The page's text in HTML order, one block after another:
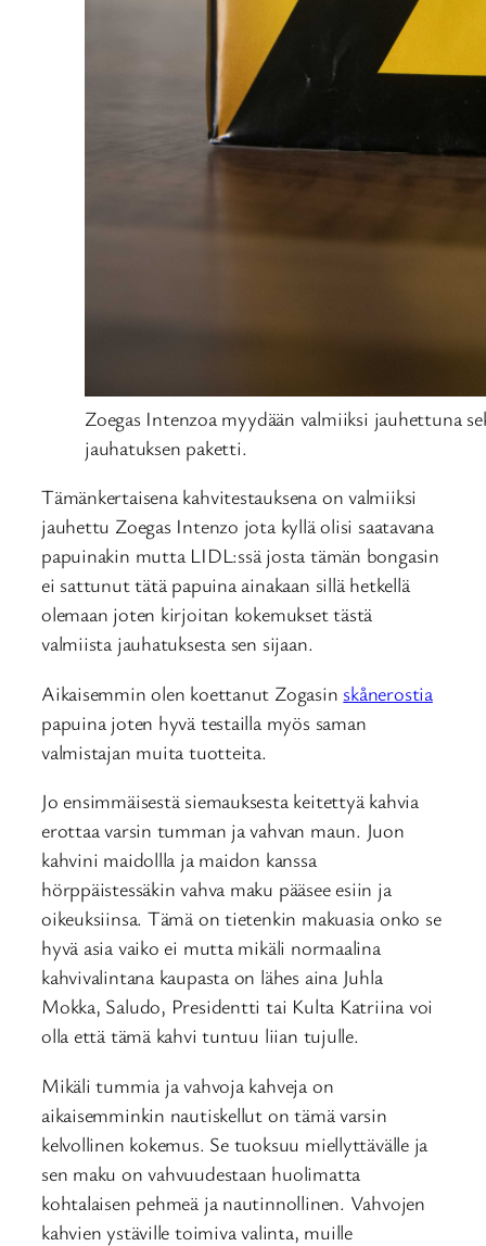
Zoegas Intenzoa myydään valmiiksi jauhettuna
jauhatuksen paketti.
Tämänkertaisena kahvitestauksena on valmiiksi
jauhettu Zoegas Intenzo jota kyllä olisi saatavana
papuinakin mutta LIDL:ssä josta tämän bongasin
ei sattunut tätä papuina ainakaan sillä hetkellä
olemaan joten kirjoitan kokemukset tästä
valmiista jauhatuksesta sen sijaan.
Aikaisemmin olen koettanut Zogasin skånerostia
papuina joten hyvä testailla myös saman
valmistajan muita tuotteita.
Jo ensimmäisestä siemauksesta keitettyä kahvia
erottaa varsin tumman ja vahvan maun. Juon
kahvini maidollla ja maidon kanssa
hörppäistessäkin vahva maku pääsee esiin ja
oikeuksiinsa. Tämä on tietenkin makuasia onko se
hyvä asia vaiko ei mutta mikäli normaalina
kahvivalintana kaupasta on lähes aina Juhla
Mokka, Saludo, Presidentti tai Kulta Katriina voi
olla että tämä kahvi tuntuu liian tujulle.
Mikäli tummia ja vahvoja kahveja on
aikaisemminkin nautiskellut on tämä varsin
kelvollinen kokemus. Se tuoksuu miellyttävälle ja
sen maku on vahvuudestaan huolimatta
kohtalaisen pehmeä ja nautinnollinen. Vahvojen
kahvien ystäville toimiva valinta, muille